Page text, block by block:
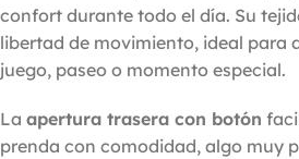
confort durante todo el día. Su
libertad de movimiento, ideal para
juego, paseo o momento especial.
La apertura trasera con botón
prenda con comodidad, algo muy